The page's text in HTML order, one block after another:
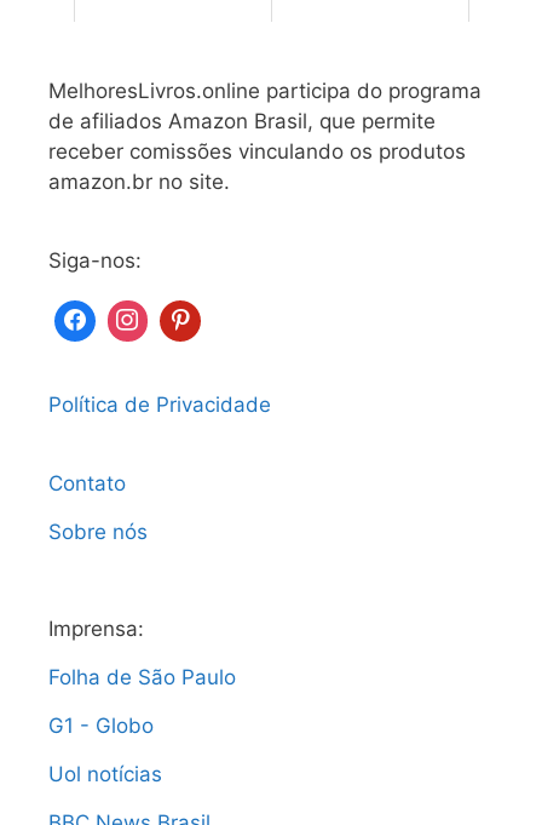
MelhoresLivros.online participa do programa
de afiliados Amazon Brasil, que permite
receber comissões vinculando os produtos
amazon.br no site.
Siga-nos:
Política de Privacidade
Contato
Sobre nós
Imprensa:
Folha de São Paulo
G1 - Globo
Uol notícias